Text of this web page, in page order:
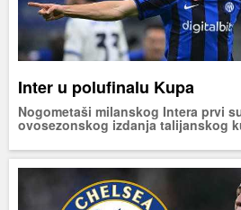
Inter u polufinalu Kupa
Nogometaši milanskog Intera prvi
ovosezonskog izdanja talijanskog